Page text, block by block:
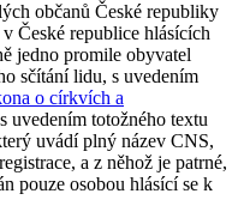
občanů České republiky
České republice hlásících
jedno promile obyvatel
sčítání lidu, s uvedením
o církvích a
uvedením totožného textu
uvádí plný název CNS,
a z něhož je patrné,
pouze osobou hlásící se k